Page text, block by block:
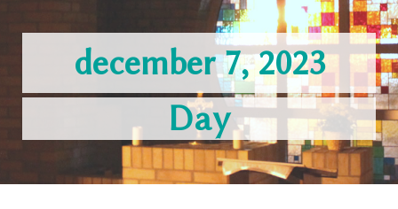
december 7, 2023
Day